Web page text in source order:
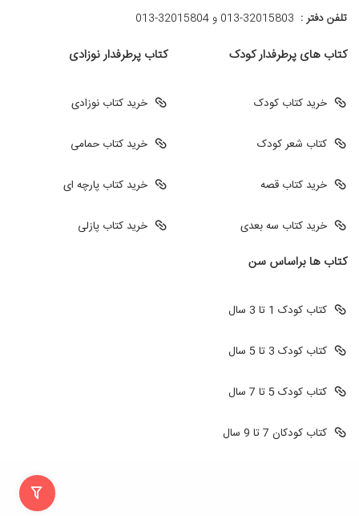
تلفن دفتر : 013-32015803 و 32015804-013
کتاب های پرطرفدار کودک
خرید کتاب کودک
کتاب شعر کودک
خرید کتاب قصه
خرید کتاب سه بعدی
کتاب پرطرفدار نوزادی
خرید کتاب نوزادی
خرید کتاب حمامی
خرید کتاب پارچه ای
خرید کتاب پازلی
کتاب ها براساس سن
کتاب کودک 1 تا 3 سال
کتاب کودک 3 تا 5 سال
کتاب کودک 5 تا 7 سال
کتاب کودکان 7 تا 9 سال